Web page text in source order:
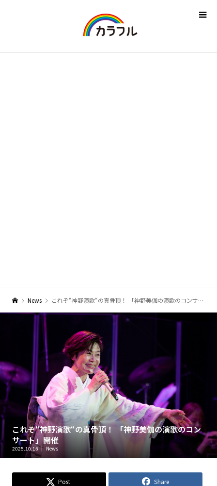
News これぞ“神野演歌“の真骨頂！ 「神野美伽の演歌のコンサート」開催
これぞ“神野演歌“の真骨頂！ 「神野美伽の演歌のコン
サート」開催
2025.10.16 News
Post Share